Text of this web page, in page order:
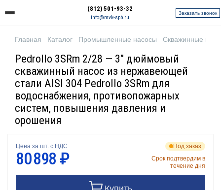
(812) 501-93-32
info@mvk-spb.ru
Заказать звонок
Главная Каталог Промышленные насосы Скважинные
Pedrollo 3SRm 2/28 — 3" дюймовый
скважинный насос из нержавеющей
стали AISI 304 Pedrollo 3SRm для
водоснабжения, противопожарных
систем, повышения давления и
орошения
Цена за шт. с НДС
80 898 ₽
Под заказ
Срок подтвердим в
течение дня